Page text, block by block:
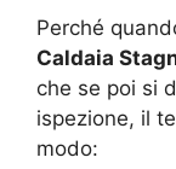
Perché
Caldaia
che se poi si
ispezione, il
modo: